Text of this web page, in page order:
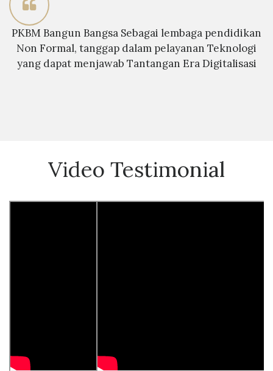
PKBM Bangun Bangsa Sebagai lembaga pendidikan
Non Formal, tanggap dalam pelayanan Teknologi
yang dapat menjawab Tantangan Era Digitalisasi
Video Testimonial